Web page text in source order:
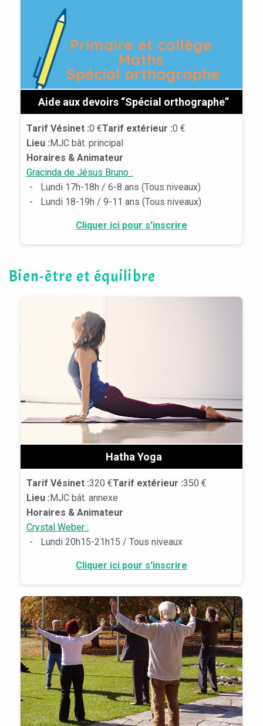
Aide aux devoirs “Spécial orthographe”
Tarif Vésinet :0 €Tarif extérieur :0 €
Lieu :MJC bât. principal
Horaires & Animateur
Gracinda de Jésus Bruno :
-
Lundi 17h-18h / 6-8 ans (Tous niveaux)
-
Lundi 18-19h / 9-11 ans (Tous niveaux)
Cliquer ici pour s'inscrire
Bien-être et équilibre
Hatha Yoga
Tarif Vésinet :320 €Tarif extérieur :350 €
Lieu :MJC bât. annexe
Horaires & Animateur
Crystal Weber :
-
Lundi 20h15-21h15 / Tous niveaux
Cliquer ici pour s'inscrire